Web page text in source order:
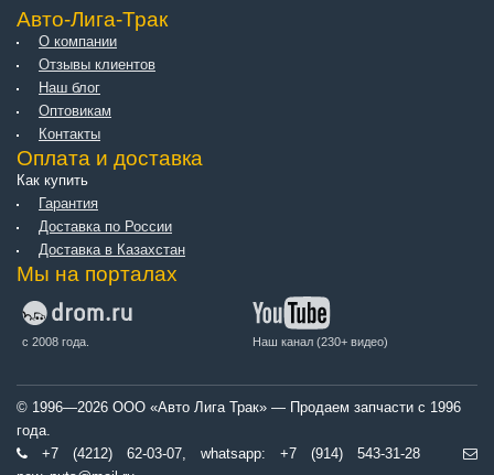
Авто-Лига-Трак
О компании
Отзывы клиентов
Наш блог
Оптовикам
Контакты
Оплата и доставка
Как купить
Гарантия
Доставка по России
Доставка в Казахстан
Мы на порталах
с 2008 года. Наш канал (230+ видео)
© 1996—2026 ООО «Авто Лига Трак» — Продаем запчасти с 1996
года.
+7 (4212) 62-03-07, whatsapp: +7 (914) 543-31-28